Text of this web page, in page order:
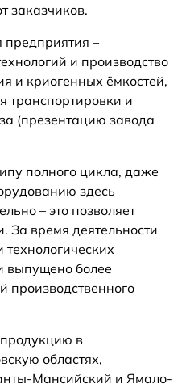
заказчиков.
предприятия –
и производство
и криогенных ёмкостей,
транспортировки и
(презентацию завода
полного цикла, даже
здесь
– это позволяет
За время деятельности
выпущено более
производственного
в
областях,
Мансийский и Ямало-